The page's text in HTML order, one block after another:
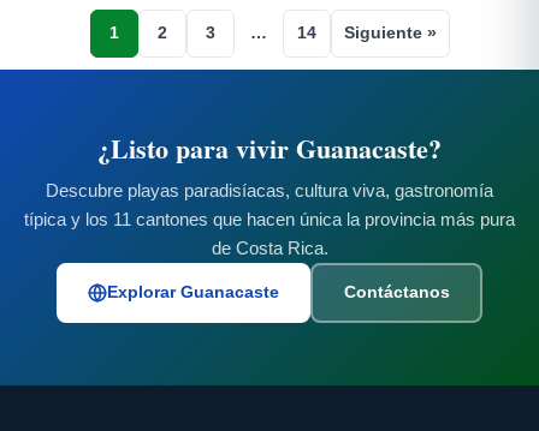
1 2 3 … 14 Siguiente »
¿Listo para vivir Guanacaste?
Descubre playas paradisíacas, cultura viva, gastronomía
típica y los 11 cantones que hacen única la provincia más pura
de Costa Rica.
Explorar Guanacaste Contáctanos